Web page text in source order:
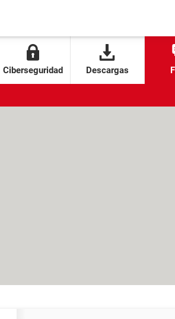
Ciberseguridad Descargas